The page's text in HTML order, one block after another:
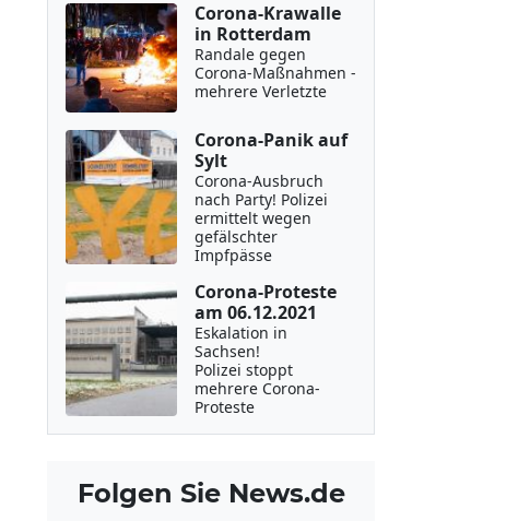
Corona-Krawalle
in Rotterdam
Randale gegen
Corona-Maßnahmen -
mehrere Verletzte
Corona-Panik auf
Sylt
Corona-Ausbruch
nach Party! Polizei
ermittelt wegen
gefälschter
Impfpässe
Corona-Proteste
am 06.12.2021
Eskalation in
Sachsen!
Polizei stoppt
mehrere Corona-
Proteste
Folgen Sie News.de